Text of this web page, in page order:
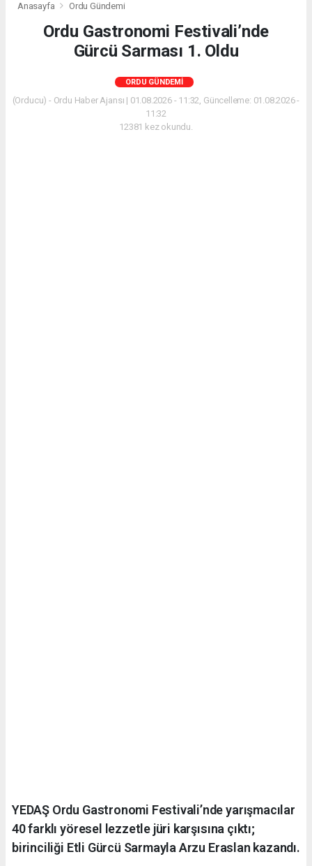
Anasayfa Ordu Gündemi
Ordu Gastronomi Festivali’nde
Gürcü Sarması 1. Oldu
ORDU GÜNDEMI
(Orducu) - Ordu Haber Ajansı | 01.08.2026 - 11:32, Güncelleme: 01.08.2026 -
11:32
12381 kez okundu.
YEDAŞ Ordu Gastronomi Festivali’nde yarışmacılar
40 farklı yöresel lezzetle jüri karşısına çıktı;
birinciliği Etli Gürcü Sarmayla Arzu Eraslan kazandı.